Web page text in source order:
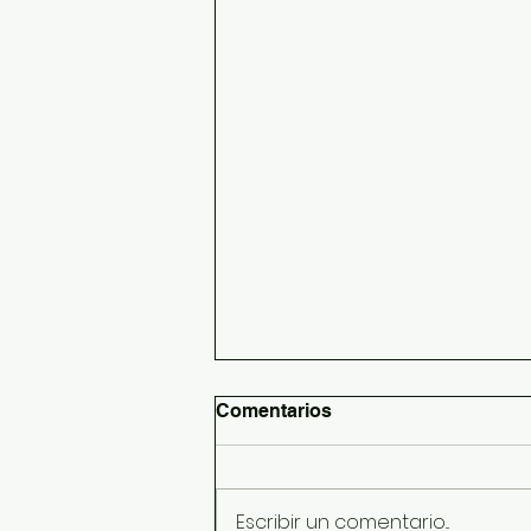
Comentarios
Escribir un comentario...